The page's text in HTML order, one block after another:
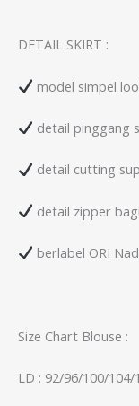
DETAIL SKIRT :
model simpel
detail pinggang
detail cutting
detail zipper
berlabel ORI
Size Chart Blouse :
LD : 92/96/100/104/